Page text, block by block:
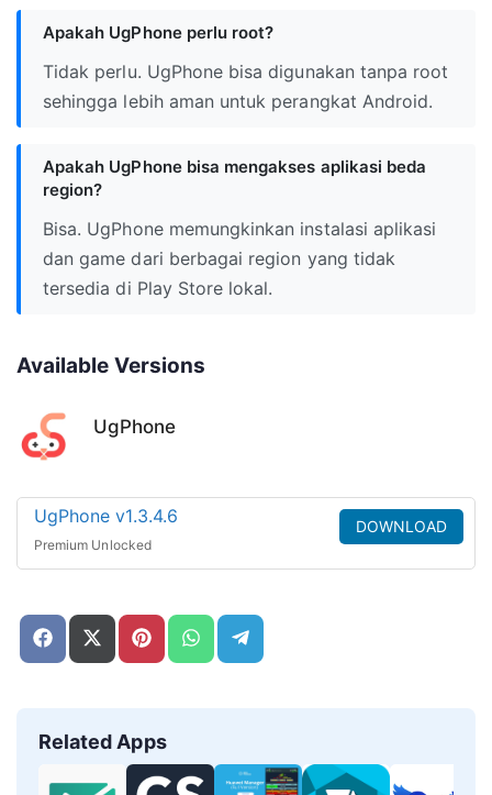
Apakah UgPhone perlu root?
Tidak perlu. UgPhone bisa digunakan tanpa root
sehingga lebih aman untuk perangkat Android.
Apakah UgPhone bisa mengakses aplikasi beda
region?
Bisa. UgPhone memungkinkan instalasi aplikasi
dan game dari berbagai region yang tidak
tersedia di Play Store lokal.
Available Versions
UgPhone
UgPhone v1.3.4.6
Premium Unlocked
DOWNLOAD
Share
on
Share
on
Share
on
Share
on
on
Related Apps